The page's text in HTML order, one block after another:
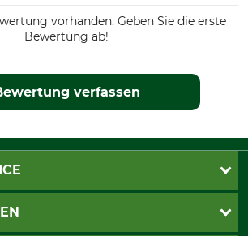
vorhanden. Geben Sie die erste
Bewertung ab!
verfassen